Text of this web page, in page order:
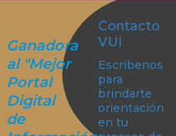
Ganadora
al "Mejor
Portal
Digital
de
Contacto
VUI
Escríbenos
para
brindarte
orientación
en tu